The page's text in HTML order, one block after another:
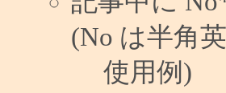
(No は半角
使用例)